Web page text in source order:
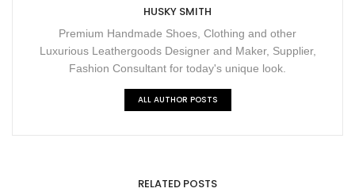
HUSKY SMITH
Premium Handmade Shoes, Clothing and other
Luxurious Leathergoods Designer and Maker, Supplier,
Fashion Consultant for today's unique look.
ALL AUTHOR POSTS
RELATED POSTS